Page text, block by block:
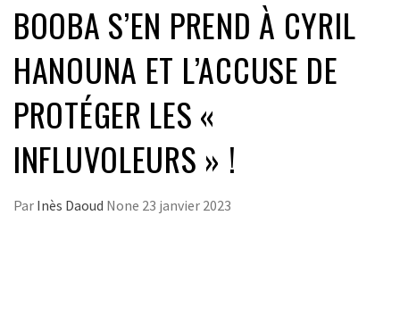
BOOBA S’EN PREND À CYRIL
HANOUNA ET L’ACCUSE DE
PROTÉGER LES «
INFLUVOLEURS » !
Par Inès Daoud None 23 janvier 2023